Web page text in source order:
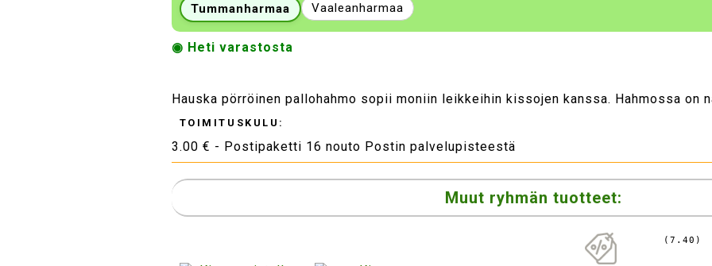
Tummanharmaa Vaaleanharmaa
◉ Heti varastosta
Hauska pörröinen pallohahmo sopii moniin leikkeihin kissojen kanssa. Hahmossa on
TOIMITUSKULU:
3.00 € - Postipaketti 16 nouto Postin palvelupisteestä
Muut ryhmän tuotteet:
(7.40)